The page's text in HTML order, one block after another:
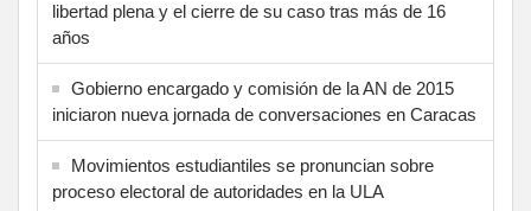
libertad plena y el cierre de su caso tras más de 16
años
Gobierno encargado y comisión de la AN de 2015
iniciaron nueva jornada de conversaciones en Caracas
Movimientos estudiantiles se pronuncian sobre
proceso electoral de autoridades en la ULA